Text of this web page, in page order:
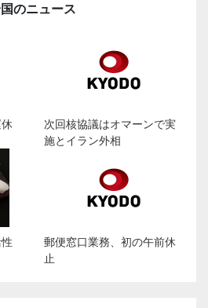
のニュース
次回核協議はオマーンで実
施とイラン外相
郵便窓口業務、初の午前休
止